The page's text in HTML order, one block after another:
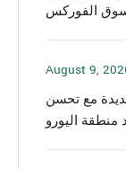
الفوركس
August 9,
مع تحسن
منطقة اليورو